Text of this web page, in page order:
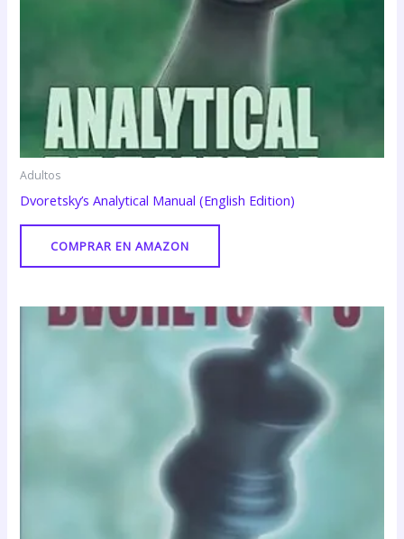
Adultos
Dvoretsky’s Analytical Manual (English Edition)
COMPRAR EN AMAZON